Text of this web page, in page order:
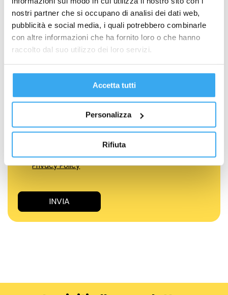
nostri partner che si occupano di analisi dei dati web,
pubblicità e social media, i quali potrebbero combinarle
con altre informazioni che ha fornito loro o che hanno
raccolto dal suo utilizzo dei loro servizi.
Accetta tutti
Personalizza
Rifiuta
Quale percorso ti interessa?*
Formazione per Neolaureati
Formazione per Professionisti
Formazione per Aziende
Acconsento al trattamento dei Dati Personali.
Privacy Policy